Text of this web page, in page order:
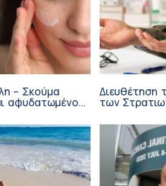
– Σκούμα
αφυδατωμένο
Διευθέτηση
των